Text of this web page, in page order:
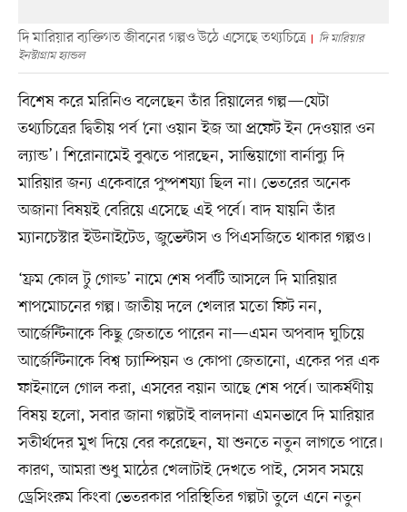
দি মারিয়ার ব্যক্তিগত জীবনের গল্পও উঠে এসেছে তথ্যচিত্রে
দি মারিয়ার
ইনস্টাগ্রাম হ্যান্ডল
বিশেষ করে মরিনিও বলেছেন তাঁর রিয়ালের গল্প—যেটা
তথ্যচিত্রের দ্বিতীয় পর্ব ‘নো ওয়ান ইজ আ প্রফেট ইন দেওয়ার ওন
ল্যান্ড’। শিরোনামেই বুঝতে পারছেন, সান্তিয়াগো বার্নাব্যু দি
মারিয়ার জন্য একেবারে পুষ্পশয্যা ছিল না। ভেতরের অনেক
অজানা বিষয়ই বেরিয়ে এসেছে এই পর্বে। বাদ যায়নি তাঁর
ম্যানচেস্টার ইউনাইটেড, জুভেন্টাস ও পিএসজিতে থাকার গল্পও।
‘ফ্রম কোল টু গোল্ড’ নামে শেষ পর্বটি আসলে দি মারিয়ার
শাপমোচনের গল্প। জাতীয় দলে খেলার মতো ফিট নন,
আর্জেন্টিনাকে কিছু জেতাতে পারেন না—এমন অপবাদ ঘুচিয়ে
আর্জেন্টিনাকে বিশ্ব চ্যাম্পিয়ন ও কোপা জেতানো, একের পর এক
ফাইনালে গোল করা, এসবের বয়ান আছে শেষ পর্বে। আকর্ষণীয়
বিষয় হলো, সবার জানা গল্পটাই বালদানা এমনভাবে দি মারিয়ার
সতীর্থদের মুখ দিয়ে বের করেছেন, যা শুনতে নতুন লাগতে পারে।
কারণ, আমরা শুধু মাঠের খেলাটাই দেখতে পাই, সেসব সময়ে
ড্রেসিংরুম কিংবা ভেতরকার পরিস্থিতির গল্পটা তুলে এনে নতুন